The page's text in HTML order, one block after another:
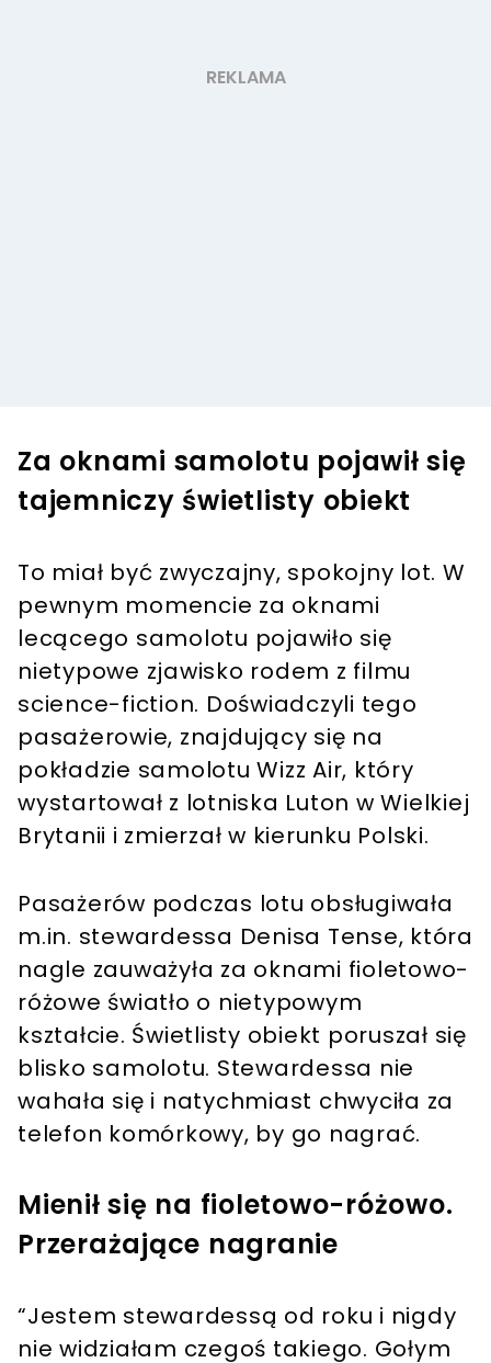
Za oknami samolotu pojawił się
tajemniczy świetlisty obiekt
To miał być zwyczajny, spokojny lot. W
pewnym momencie za oknami
lecącego samolotu pojawiło się
nietypowe zjawisko rodem z filmu
science-fiction. Doświadczyli tego
pasażerowie, znajdujący się na
pokładzie samolotu Wizz Air, który
wystartował z lotniska Luton w Wielkiej
Brytanii i zmierzał w kierunku Polski.
Pasażerów podczas lotu obsługiwała
m.in. stewardessa Denisa Tense, która
nagle zauważyła za oknami fioletowo-
różowe światło o nietypowym
kształcie. Świetlisty obiekt poruszał się
blisko samolotu. Stewardessa nie
wahała się i natychmiast chwyciła za
telefon komórkowy, by go nagrać.
Mienił się na fioletowo-różowo.
Przerażające nagranie
“Jestem stewardessą od roku i nigdy
nie widziałam czegoś takiego. Gołym